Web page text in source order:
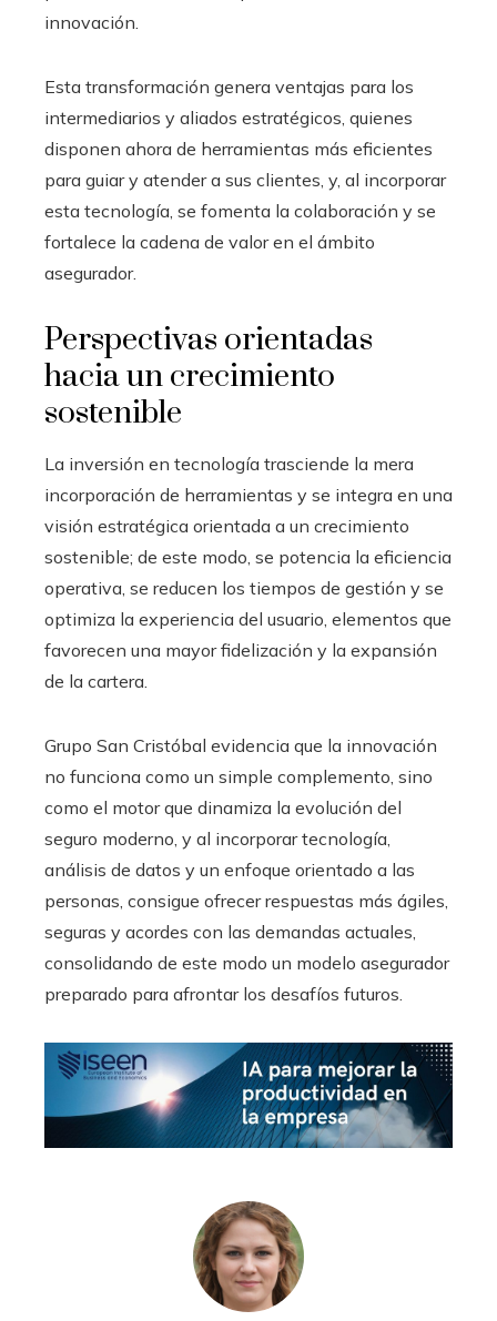
innovación.
Esta transformación genera ventajas para los
intermediarios y aliados estratégicos, quienes
disponen ahora de herramientas más eficientes
para guiar y atender a sus clientes, y, al incorporar
esta tecnología, se fomenta la colaboración y se
fortalece la cadena de valor en el ámbito
asegurador.
Perspectivas orientadas
hacia un crecimiento
sostenible
La inversión en tecnología trasciende la mera
incorporación de herramientas y se integra en una
visión estratégica orientada a un crecimiento
sostenible; de este modo, se potencia la eficiencia
operativa, se reducen los tiempos de gestión y se
optimiza la experiencia del usuario, elementos que
favorecen una mayor fidelización y la expansión
de la cartera.
Grupo San Cristóbal evidencia que la innovación
no funciona como un simple complemento, sino
como el motor que dinamiza la evolución del
seguro moderno, y al incorporar tecnología,
análisis de datos y un enfoque orientado a las
personas, consigue ofrecer respuestas más ágiles,
seguras y acordes con las demandas actuales,
consolidando de este modo un modelo asegurador
preparado para afrontar los desafíos futuros.